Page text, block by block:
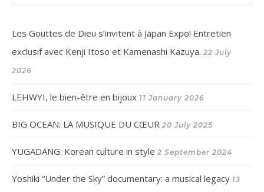
Les Gouttes de Dieu s’invitent à Japan Expo! Entretien
exclusif avec Kenji Itoso et Kamenashi Kazuya. 22 July
2026
LEHWYI, le bien-être en bijoux 11 January 2026
BIG OCEAN: LA MUSIQUE DU CŒUR 20 July 2025
YUGADANG: Korean culture in style 2 September 2024
Yoshiki “Under the Sky” documentary: a musical legacy 13